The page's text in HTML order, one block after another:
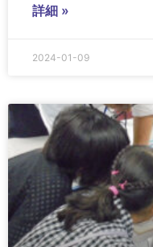
詳細 »
2024-01-09